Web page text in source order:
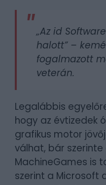
„Az id
halott”–
fogalmazott
veterán.
Legalábbis
hogy az évtizedek
grafikus motor
válhat, bár
MachineGames is
szerint a Microsoft